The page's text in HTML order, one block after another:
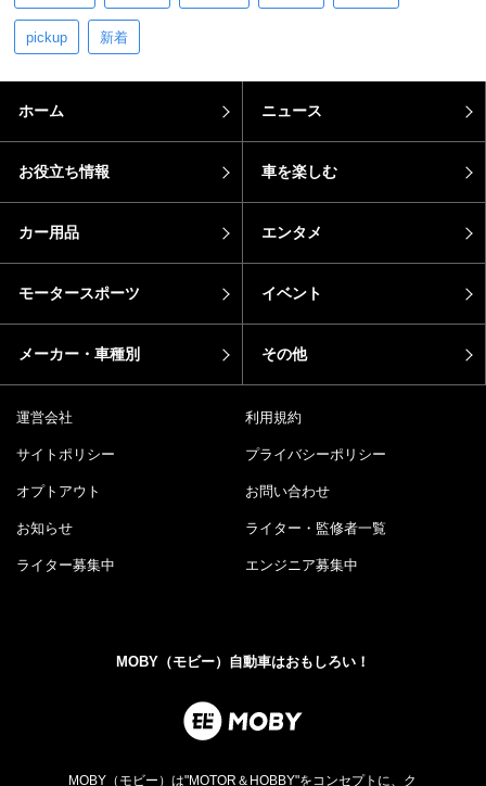
pickup 新着
ホーム ニュース
お役立ち情報 車を楽しむ
カー用品 エンタメ
モータースポーツ イベント
メーカー・車種別 その他
運営会社 利用規約
サイトポリシー プライバシーポリシー
オプトアウト お問い合わせ
お知らせ ライター・監修者一覧
ライター募集中 エンジニア募集中
MOBY（モビー）自動車はおもしろい！
MOBY（モビー）は"MOTOR＆HOBBY"をコンセプトに、ク